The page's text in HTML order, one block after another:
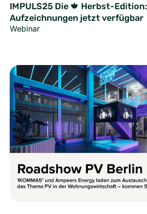
IMPULS25 Die 🍁 Herbst-Edition:
Aufzeichnungen jetzt verfügbar
Webinar